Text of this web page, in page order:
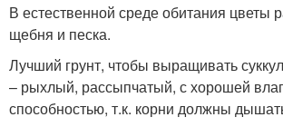
В естественной среде обитания цветы
щебня и песка.
Лучший грунт, чтобы выращивать
– рыхлый, рассыпчатый, с хорошей
способностью, т.к. корни должны